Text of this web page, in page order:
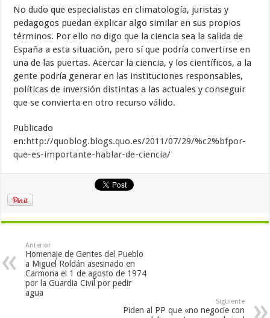
No dudo que especialistas en climatología, juristas y
pedagogos puedan explicar algo similar en sus propios
términos. Por ello no digo que la ciencia sea la salida de
España a esta situación, pero sí que podría convertirse en
una de las puertas. Acercar la ciencia, y los científicos, a la
gente podría generar en las instituciones responsables,
políticas de inversión distintas a las actuales y conseguir
que se convierta en otro recurso válido.
Publicado
en:http://quoblog.blogs.quo.es/2011/07/29/%c2%bfpor-
que-es-importante-hablar-de-ciencia/
Anterior
Homenaje de Gentes del Pueblo
a Miguel Roldán asesinado en
Carmona el 1 de agosto de 1974
por la Guardia Civil por pedir
agua
Siguiente
Piden al PP que «no negocie con